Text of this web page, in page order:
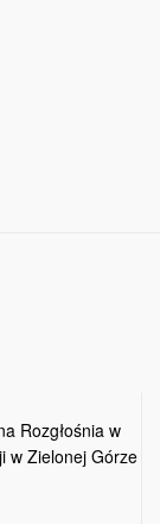
Rozgłośnia w
w Zielonej Górze